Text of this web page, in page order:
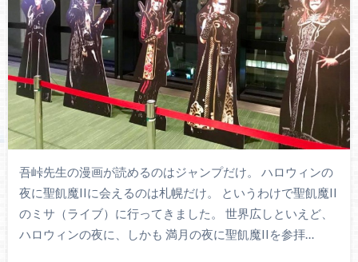
吾峠先生の漫画が読めるのはジャンプだけ。 ハロウィンの
夜に聖飢魔IIに会えるのは札幌だけ。 というわけで聖飢魔II
のミサ（ライブ）に行ってきました。 世界広しといえど、
ハロウィンの夜に、しかも 満月の夜に聖飢魔IIを参拝…